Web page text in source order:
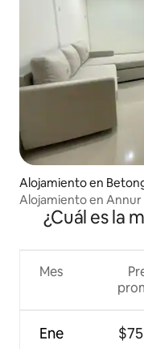
Alojamiento en
Alojamiento en Annur
¿Cuál es la
Mes
Ene